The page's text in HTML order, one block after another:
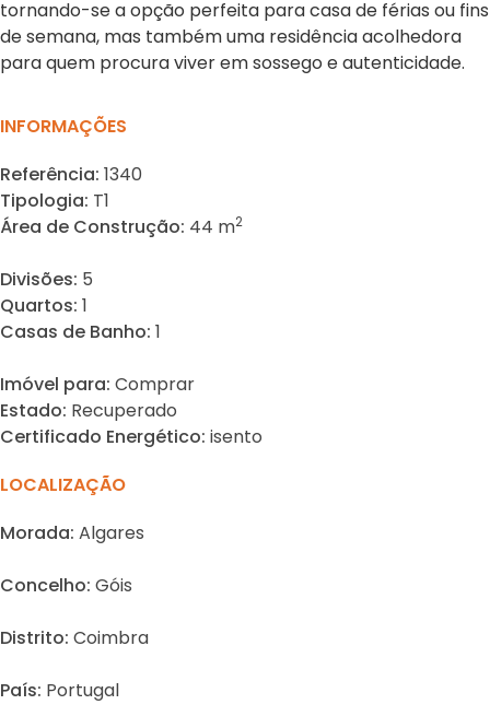
tornando-se a opção perfeita para casa de férias ou fins
de semana, mas também uma residência acolhedora
para quem procura viver em sossego e autenticidade.
INFORMAÇÕES
Referência: 1340
Tipologia: T1
Área de Construção: 44 m2
Divisões: 5
Quartos: 1
Casas de Banho: 1
Imóvel para: Comprar
Estado: Recuperado
Certificado Energético: isento
LOCALIZAÇÃO
Morada: Algares
Concelho: Góis
Distrito: Coimbra
País: Portugal